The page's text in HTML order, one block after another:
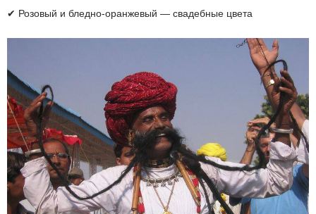
✔ Розовый и бледно-оранжевый — свадебные цвета